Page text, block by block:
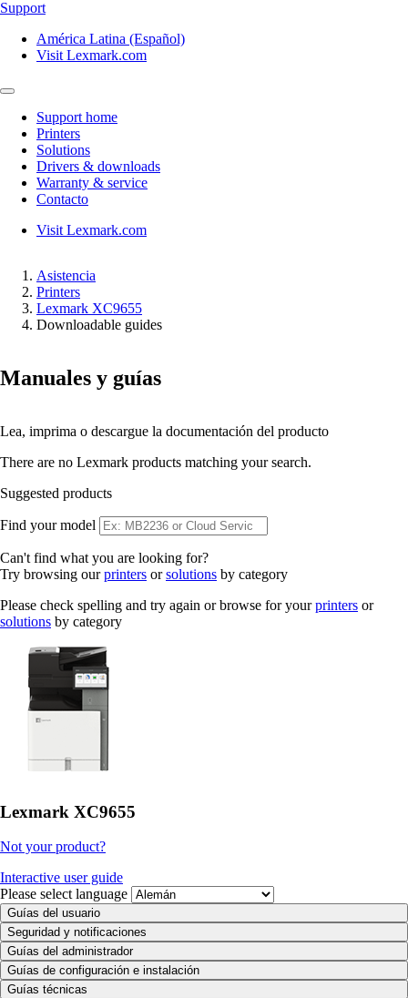
Support
América Latina (Español)
Visit Lexmark.com
Support home
Printers
Solutions
Drivers & downloads
Warranty & service
Contacto
Visit Lexmark.com
Asistencia
Printers
Lexmark XC9655
Downloadable guides
Manuales y guías
Lea, imprima o descargue la documentación del producto
There are no Lexmark products matching your search.
Suggested products
Find your model
Can't find what you are looking for?
Try browsing ourprinters orsolutions by category
Please check spelling and try again or browse for yourprinters or
solutions by category
Lexmark XC9655
Not your product?
Interactive user guide
Please select language
Guías del usuario
Seguridad y notificaciones
Guías del administrador
Guías de configuración e instalación
Guías técnicas